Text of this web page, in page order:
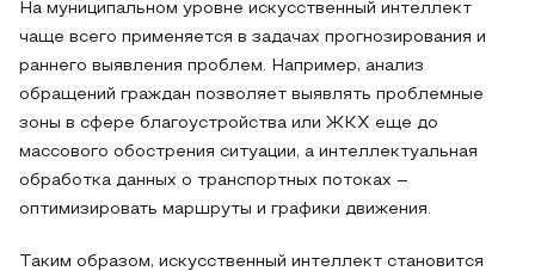
На муниципальном уровне искусственный интеллект
чаще всего применяется в задачах прогнозирования и
раннего выявления проблем. Например, анализ
обращений граждан позволяет выявлять проблемные
зоны в сфере благоустройства или ЖКХ еще до
массового обострения ситуации, а интеллектуальная
обработка данных о транспортных потоках –
оптимизировать маршруты и графики движения.
Таким образом, искусственный интеллект становится